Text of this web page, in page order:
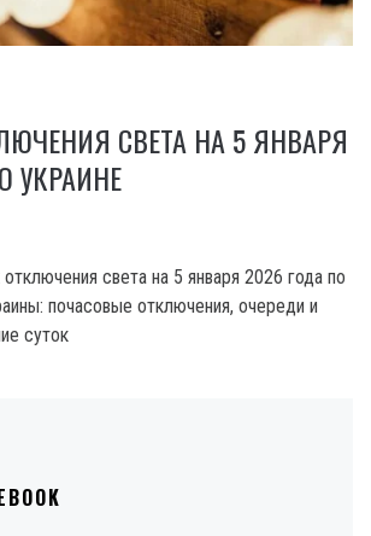
СВЕТА НА 5 ЯНВАРЯ
УКРАИНЕ
света на 5 января 2026 года по
почасовые отключения, очереди и
суток